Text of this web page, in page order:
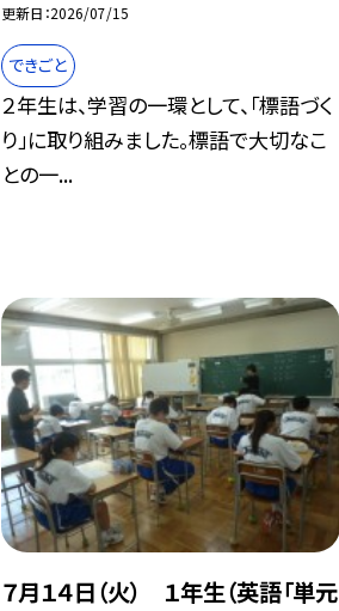
更新日 2026/07/15
できごと
２年生は、学習の一環として、「標語づく
り」に取り組みました。標語で大切なこ
との一...
７月１４日（火） １年生（英語「単元